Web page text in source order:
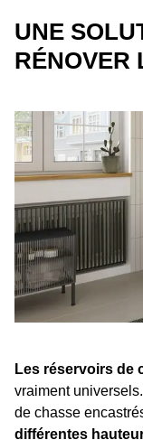
UNE
RÉNOVER
Les réservoirs de
vraiment
de chasse
différentes